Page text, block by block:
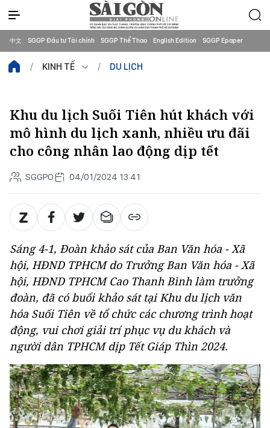
中文 SGGP Đầu tư Tài chính SGGP Thể Thao English Edition SGGP Epaper
KINH TẾ DU LỊCH
Khu du lịch Suối Tiên hút khách với
mô hình du lịch xanh, nhiều ưu đãi
cho công nhân lao động dịp tết
SGGPO 04/01/2024 13:41
Sáng 4-1, Đoàn khảo sát của Ban Văn hóa - Xã
hội, HĐND TPHCM do Trưởng Ban Văn hóa - Xã
hội, HĐND TPHCM Cao Thanh Bình làm trưởng
đoàn, đã có buổi khảo sát tại Khu du lịch văn
hóa Suối Tiên về tổ chức các chương trình hoạt
động, vui chơi giải trí phục vụ du khách và
người dân TPHCM dịp Tết Giáp Thìn 2024.